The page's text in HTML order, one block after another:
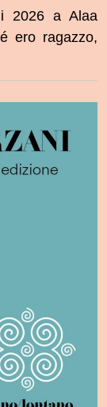
2026 a Alaa
ero ragazzo,